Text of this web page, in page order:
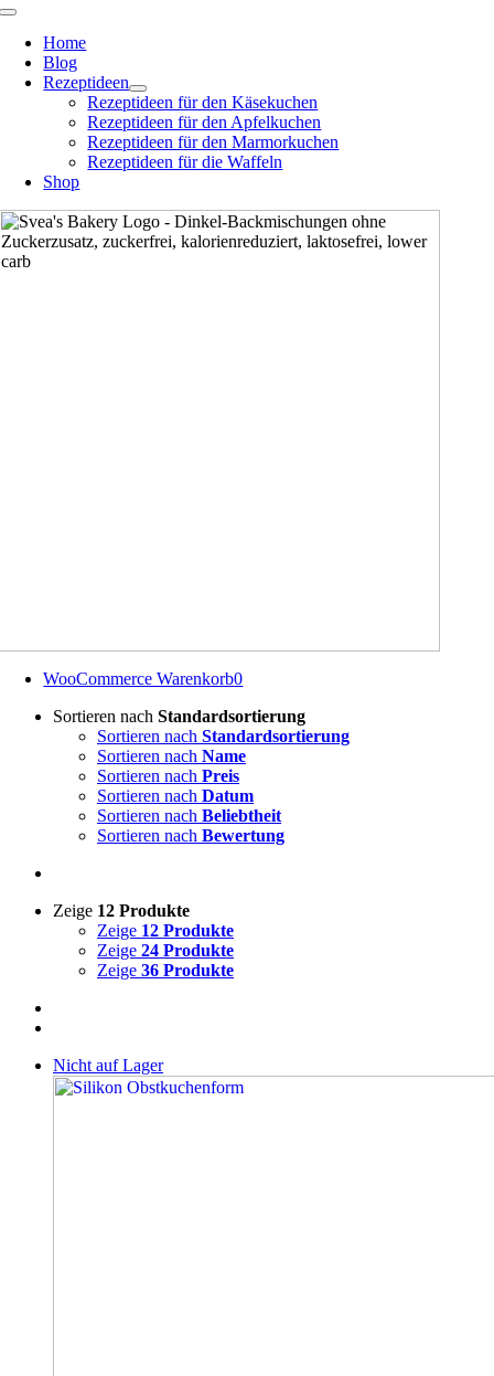
Zum
Inhalt
springen
Toggle
Navigation
Home
Blog
Rezeptideen
Rezeptideen für den Käsekuchen
Rezeptideen für den Apfelkuchen
Rezeptideen für den Marmorkuchen
Rezeptideen für die Waffeln
Shop
WooCommerce Warenkorb0
Sortieren nach Standardsortierung
Sortieren nach Standardsortierung
Sortieren nach Name
Sortieren nach Preis
Sortieren nach Datum
Sortieren nach Beliebtheit
Sortieren nach Bewertung
Zeige 12 Produkte
Zeige 12 Produkte
Zeige 24 Produkte
Zeige 36 Produkte
Nicht auf Lager